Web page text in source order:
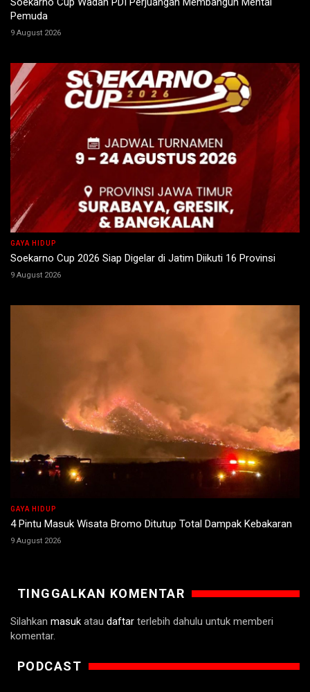
Pemuda
9 August 2026
GAYA HIDUP
Soekarno Cup 2026 Siap Digelar di Jatim Diikuti 16 Provinsi
9 August 2026
GAYA HIDUP
4 Pintu Masuk Wisata Bromo Ditutup Total Dampak Kebakaran
9 August 2026
TINGGALKAN KOMENTAR
Silahkan masuk atau daftar terlebih dahulu untuk memberi
komentar.
PODCAST